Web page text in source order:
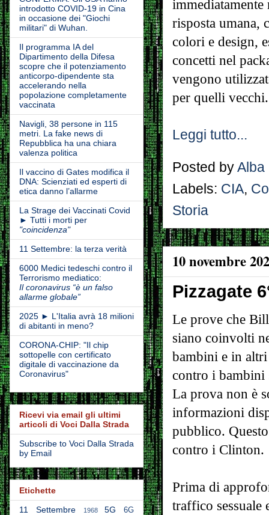
risposta umana,
colori e design,
concetti nel
vengono
per quelli vecchi.
Leggi tutto...
Posted by Alba
Labels: CIA,
Storia
10 novembre
Pizzagate
Le prove che
siano coinvolti
bambini e in
contro i bambini
La prova non è
informazioni
pubblico.
contro i Clinton.
Prima di
traffico sessuale
introdotto COVID-19 in Cina
in occasione dei "Giochi
militari" di Wuhan.
Il programma IA del
Dipartimento della Difesa
scopre che il potenziamento
anticorpo-dipendente sta
accelerando nella
popolazione completamente
vaccinata
Navigli, 38 persone in 115
metri. La fake news di
Repubblica ha una chiara
valenza politica
Il vaccino di Gates modifica il
DNA: Scienziati ed esperti di
etica danno l’allarme
La Strage dei Vaccinati Covid
► Tutti i morti per
"coincidenza"
11 Settembre: la terza verità
6000 Medici tedeschi contro il
Terrorismo mediatico:
Il coronavirus “è un falso
allarme globale”
2025 ► L'Italia avrà 18 milioni
di abitanti in meno?
CORONA-CHIP: "Il chip
sottopelle con certificato
digitale di vaccinazione da
Coronavirus"
Ricevi via email gli ultimi
articoli di Voci Dalla Strada
Subscribe to Voci Dalla Strada
by Email
Etichette
11 Settembre
1968 5G 6G